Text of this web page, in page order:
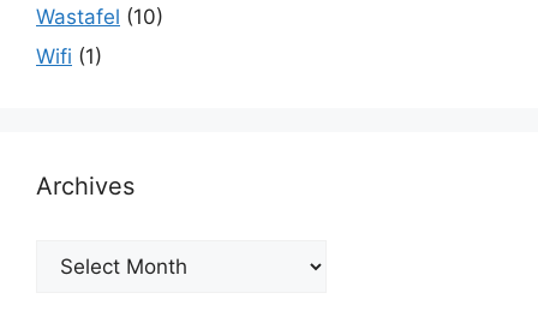
Wastafel (10)
Wifi (1)
Archives
Archives